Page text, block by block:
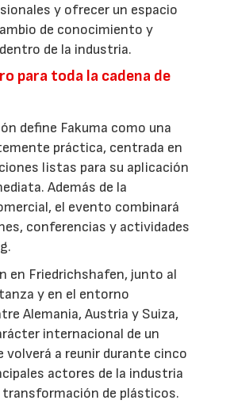
y ofrecer un espacio
de conocimiento y
de la industria.
para toda la cadena de
define Fakuma como una
práctica, centrada en
listas para su aplicación
Además de la
el evento combinará
conferencias y actividades
en Friedrichshafen, junto al
y en el entorno
Alemania, Austria y Suiza,
internacional de un
volverá a reunir durante cinco
actores de la industria
transformación de plásticos.